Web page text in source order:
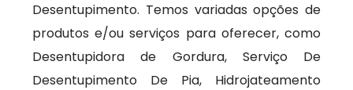
Desentupimento. Temos variadas opções de
produtos e/ou serviços para oferecer, como
Desentupidora de Gordura, Serviço De
Desentupimento De Pia, Hidrojateamento